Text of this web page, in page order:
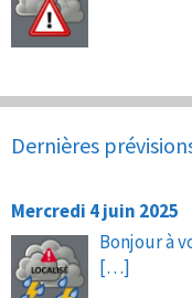
Dernières
Mercredi 4 juin 2025
Bonjour à
[…]